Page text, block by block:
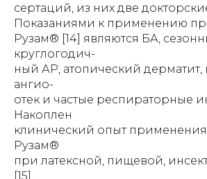
сертаций, из них две
Показаниями к применению
Рузам® [14] являются БА,
круглогодич-
ный АР, атопический
ангио-
отек и частые респираторные
Накоплен
клинический опыт применения
Рузам®
при латексной, пищевой,
[15].